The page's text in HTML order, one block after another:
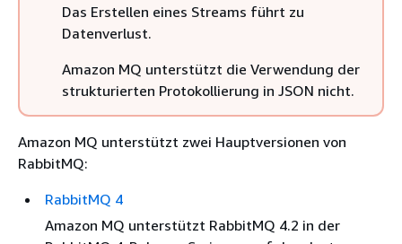
Das Erstellen eines Streams führt zu
Datenverlust.
Amazon MQ unterstützt die Verwendung der
strukturierten Protokollierung in JSON nicht.
Amazon MQ unterstützt zwei Hauptversionen von
RabbitMQ:
RabbitMQ 4
Amazon MQ unterstützt RabbitMQ 4.2 in der